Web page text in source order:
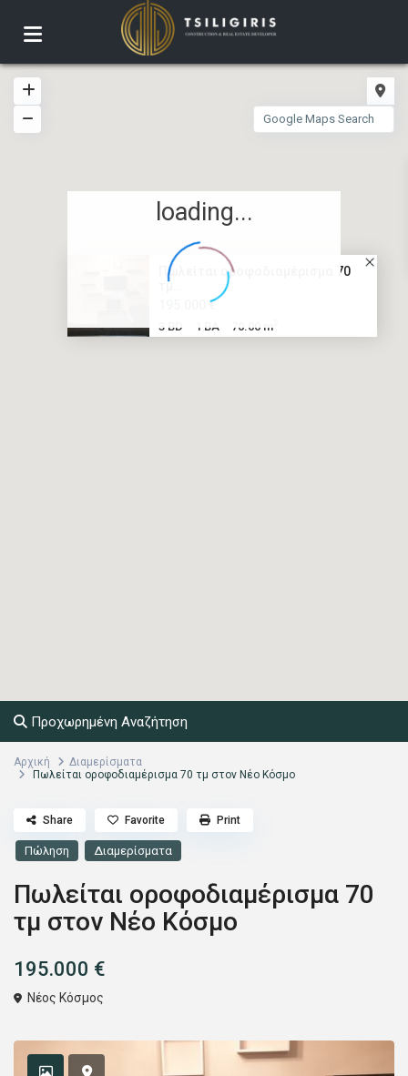
Πωλείται οροφοδιαμέρισμα 70
τμ...
195.000 €
3 BD 1 BA 70.00 m
loading...
Προχωρημένη Αναζήτηση
Αρχική
Διαμερίσματα
Πωλείται οροφοδιαμέρισμα 70 τμ στον Νέο Κόσμο
Πώληση Διαμερίσματα
Πωλείται οροφοδιαμέρισμα 70
τμ στον Νέο Κόσμο
195.000 €
Νέος Κόσμος
Share Favorite Print